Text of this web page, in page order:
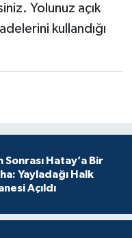
Yolunuz açık
kullandığı
Sonrası Hatay’a Bir
Yayladağı Halk
Açıldı